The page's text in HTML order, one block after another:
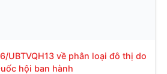
UBTVQH13 về phân loại đô thị do
hội ban hành